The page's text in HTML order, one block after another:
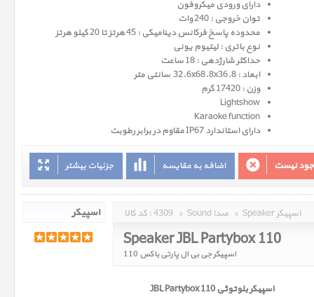
دارای ورودی میکروفون
توان خروجی : 240 وات
محدوده پاسخ فرکانس دینامیکی : 45 هرتز تا 20 کیلو هرتز
نوع باتری : لیتیوم یونی
حداکثر شارژدهی : 18 ساعت
ابعاد : 32.6x68.8x36.8 سانتی متر
وزن : 17420 گرم
Lightshow
Karaoke function
دارای استاندارد IP67 مقاوم در برابر رطوبت
جزئیات بیشتر اضافه به مقایسه نیست
کد کالا : 4309 » Sound صدا » Speaker اسپیکر
Speaker JBL Partybox 110
اسپیکر جی بی ال پارتی باکس 110
اسپیکر بلوتوثی JBL Partybox 110